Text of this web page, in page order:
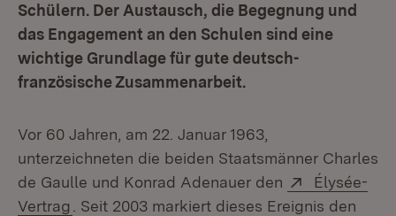
Schülern. Der Austausch, die Begegnung und
das Engagement an den Schulen sind eine
wichtige Grundlage für gute deutsch-
französische Zusammenarbeit.
Vor 60 Jahren, am 22. Januar 1963,
unterzeichneten die beiden Staatsmänner Charles
de Gaulle und Konrad Adenauer den
Extern:
Élysée-
Vertrag (Öffnet in neuem Fenster)
. Seit 2003 markiert dieses Ereignis den